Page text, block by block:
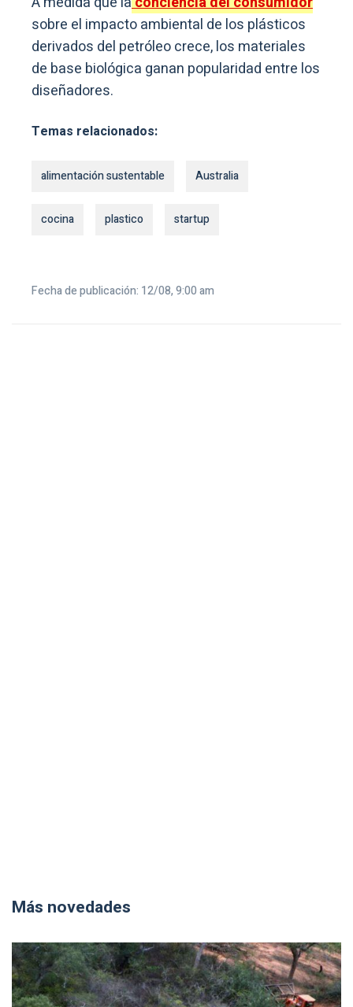
sobre el impacto ambiental de los plásticos
derivados del petróleo crece, los materiales
de base biológica ganan popularidad entre los
diseñadores.
Temas relacionados:
alimentación sustentable Australia
cocina plastico startup
Fecha de publicación: 12/08, 9:00 am
Más novedades